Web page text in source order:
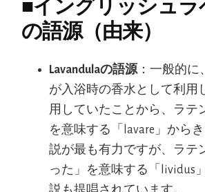
■イングリッシュラ
の語源（由来）
Lavandulaの語源：一般的に
が入浴時の香水として利用
用していたことから、ラテ
を意味する「lavare」から
説が最も有力ですが、ラテ
った」を意味する「lividus